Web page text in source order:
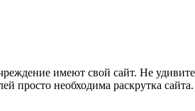
имеют свой сайт. Не
просто необходима раскрутка сайта.